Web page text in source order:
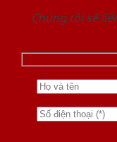
Chúng tôi sẽ